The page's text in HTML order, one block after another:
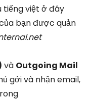
tiếng việt ở đây
bạn được quản
và Outgoing Mail
gởi và nhận email,